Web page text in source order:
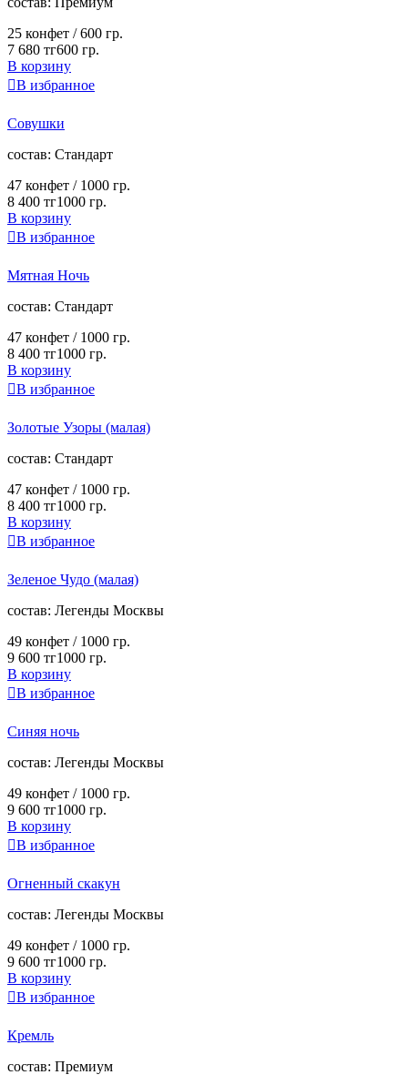
25 конфет /600 гр.
7 680 тг600 гр.
В корзину
В избранное
Совушки
cостав: Стандарт
47 конфет / 1000 гр.
8 400 тг1000 гр.
В корзину
В избранное
Мятная Ночь
cостав: Стандарт
47 конфет / 1000 гр.
8 400 тг1000 гр.
В корзину
В избранное
Золотые Узоры (малая)
cостав: Стандарт
47 конфет / 1000 гр.
8 400 тг1000 гр.
В корзину
В избранное
Зеленое Чудо (малая)
cостав: Легенды Москвы
49 конфет / 1000 гр.
9 600 тг1000 гр.
В корзину
В избранное
Синяя ночь
cостав: Легенды Москвы
49 конфет / 1000 гр.
9 600 тг1000 гр.
В корзину
В избранное
Огненный скакун
cостав: Легенды Москвы
49 конфет / 1000 гр.
9 600 тг1000 гр.
В корзину
В избранное
Кремль
cостав: Премиум